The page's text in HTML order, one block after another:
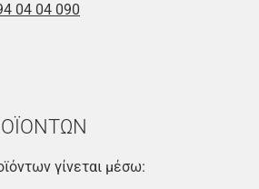
04 04 090
γίνεται μέσω: